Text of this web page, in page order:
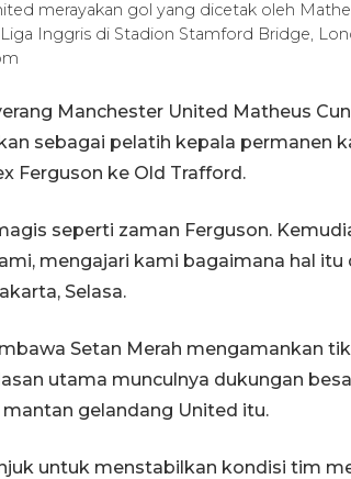
merayakan gol yang dicetak oleh
Inggris di Stadion Stamford Bridge,
Manchester United Matheus
sebagai pelatih kepala permanen
Ferguson ke Old Trafford.
seperti zaman Ferguson.
mengajari kami bagaimana hal itu
Selasa.
Setan Merah mengamankan
utama munculnya dukungan
gelandang United itu.
untuk menstabilkan kondisi tim